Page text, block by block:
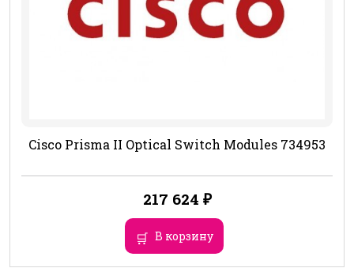
Cisco Prisma II Optical Switch Modules 734953
217 624 ₽
В корзину